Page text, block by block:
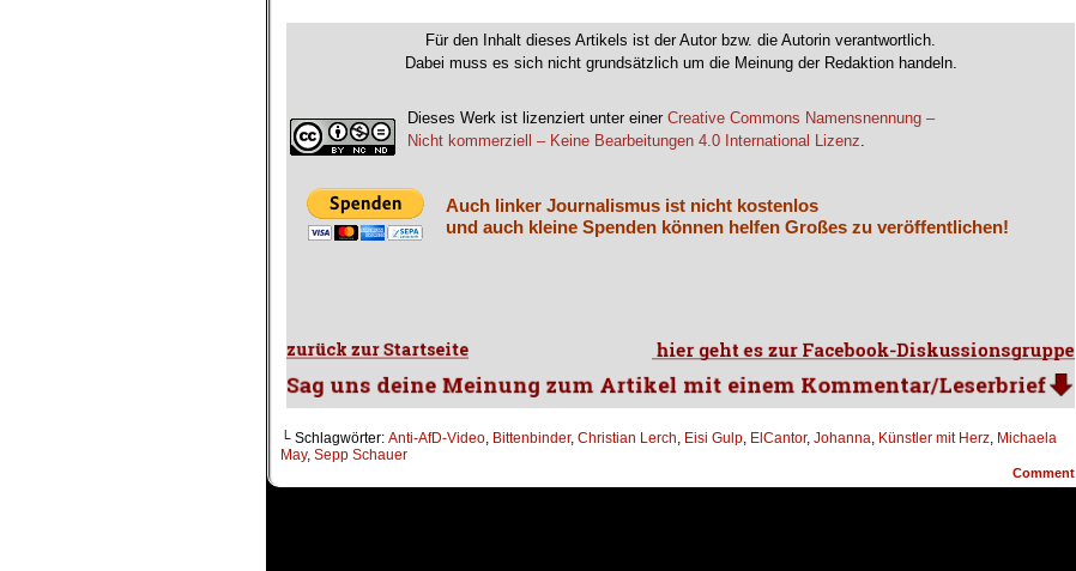
Für den Inhalt dieses Artikels ist der Autor bzw. die Autorin verantwortlich.
Dabei muss es sich nicht grundsätzlich um die Meinung der Redaktion handeln.
Dieses Werk ist lizenziert unter einer Creative Commons Namensnennung –
Nicht kommerziell – Keine Bearbeitungen 4.0 International Lizenz.
Auch linker Journalismus ist nicht kostenlos
und auch kleine Spenden können helfen Großes zu veröffentlichen!
└ Schlagwörter: Anti-AfD-Video, Bittenbinder, Christian Lerch, Eisi Gulp, ElCantor, Johanna, Künstler mit Herz, Michaela
May, Sepp Schauer
Comment